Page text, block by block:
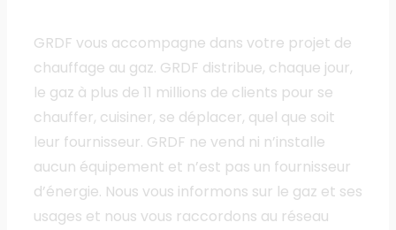
GRDF vous accompagne dans votre projet de
chauffage au gaz. GRDF distribue, chaque jour,
le gaz à plus de 11 millions de clients pour se
chauffer, cuisiner, se déplacer, quel que soit
leur fournisseur. GRDF ne vend ni n’installe
aucun équipement et n’est pas un fournisseur
d’énergie. Nous vous informons sur le gaz et ses
usages et nous vous raccordons au réseau